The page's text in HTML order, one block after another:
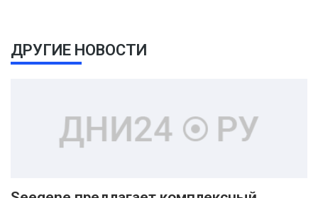
ДРУГИЕ НОВОСТИ